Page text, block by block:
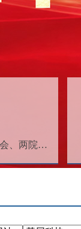
在全国科技大会、国家科学技术奖励大会、两院院士大会上的讲话